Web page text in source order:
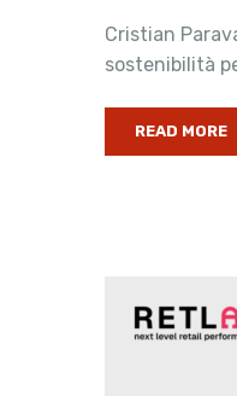
Cristian
sostenibilità
READ MORE